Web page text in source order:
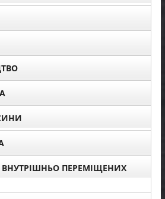
ПЕРЕМІЩЕНИХ